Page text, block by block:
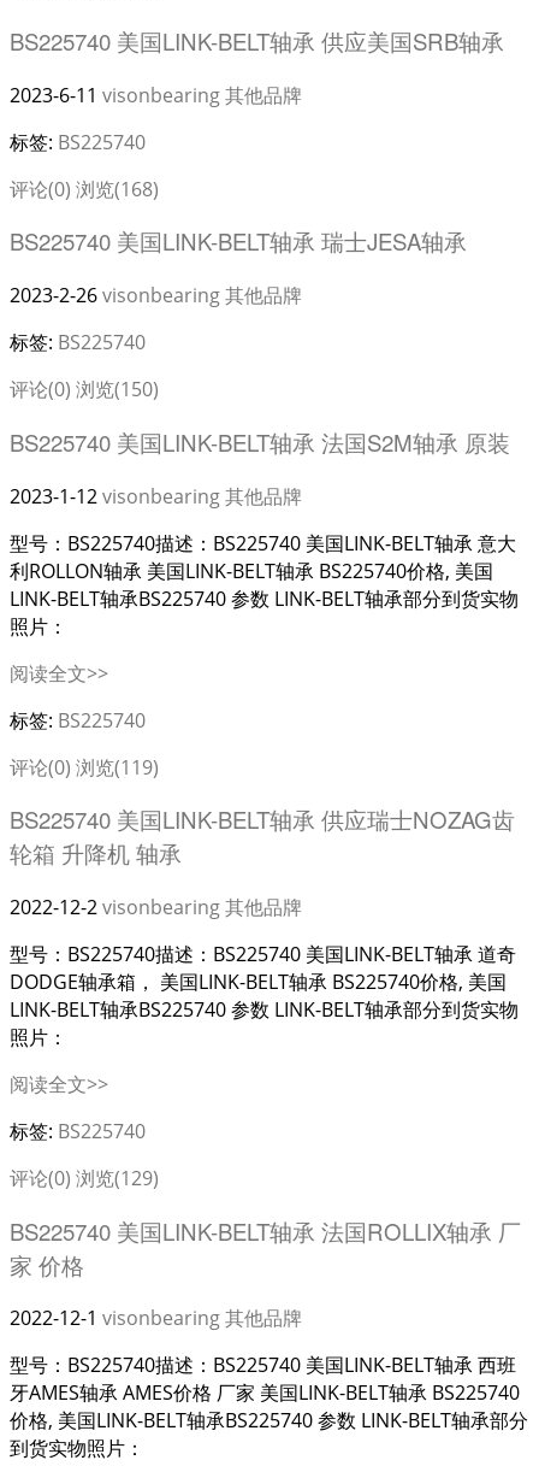
BS225740 美国LINK-BELT轴承 供应美国SRB轴承
2023-6-11 visonbearing其他品牌
标签: BS225740
评论(0) 浏览(168)
BS225740 美国LINK-BELT轴承 瑞士JESA轴承
2023-2-26visonbearing其他品牌
标签: BS225740
评论(0) 浏览(150)
BS225740 美国LINK-BELT轴承 法国S2M轴承 原装
2023-1-12visonbearing其他品牌
型号：BS225740描述：BS225740 美国LINK-BELT轴承 意大
利ROLLON轴承 美国LINK-BELT轴承 BS225740价格, 美国
LINK-BELT轴承BS225740 参数 LINK-BELT轴承部分到货实物
照片：
阅读全文>>
标签: BS225740
评论(0) 浏览(119)
BS225740 美国LINK-BELT轴承 供应瑞士NOZAG齿
轮箱 升降机 轴承
2022-12-2visonbearing其他品牌
型号：BS225740描述：BS225740 美国LINK-BELT轴承 道奇
DODGE轴承箱， 美国LINK-BELT轴承 BS225740价格, 美国
LINK-BELT轴承BS225740 参数 LINK-BELT轴承部分到货实物
照片：
阅读全文>>
标签: BS225740
评论(0) 浏览(129)
BS225740 美国LINK-BELT轴承 法国ROLLIX轴承 厂
家 价格
2022-12-1 visonbearing其他品牌
型号：BS225740描述：BS225740 美国LINK-BELT轴承 西班
牙AMES轴承 AMES价格 厂家 美国LINK-BELT轴承 BS225740
价格, 美国LINK-BELT轴承BS225740 参数 LINK-BELT轴承部分
到货实物照片：